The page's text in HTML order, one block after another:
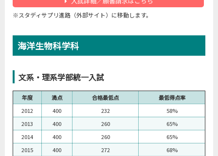
※スタディサプリ進路（外部サイト）に移動します。
海洋生物科学科
文系・理系学部統一入試
年度 満点 合格最低点
最低得点率
2012
400 232
58%
2013
400 260
65%
2014
400 260
65%
2015
400 272
68%